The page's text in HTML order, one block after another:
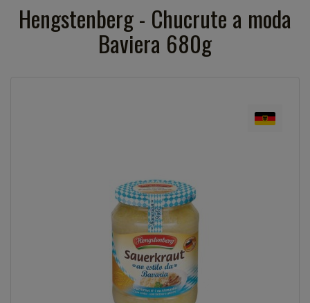
Hengstenberg - Chucrute a moda
Baviera 680g